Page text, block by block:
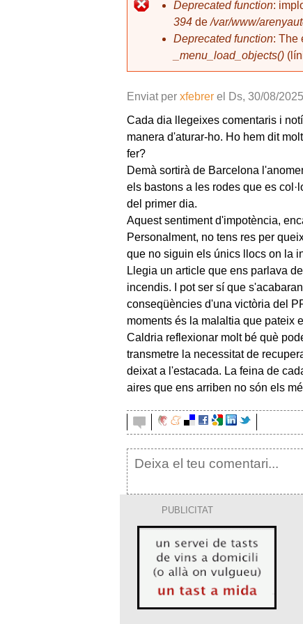
Missatge d'error
Deprecated function:
394 de/var/www/
Deprecated function: The
_menu_load_objects()
Enviat per xfebrer el
Ds, 30/08/
Cada dia llegeixes comentaris i
manera d'aturar-ho. Ho hem dit
fer?
Demà sortirà de Barcelona
els bastons a les rodes que es
del primer dia.
Aquest sentiment d'impotència,
Personalment, no tens res per
que no siguin els únics llocs on la
Llegia un article que ens parlava
incendis. I pot ser sí que
conseqüències d'una victòria del
moments és la malaltia que pateix
Caldria reflexionar molt bé què
transmetre la necessitat de
deixat a l'estacada. La feina de
aires que ens arriben no són els
PUBLICITAT